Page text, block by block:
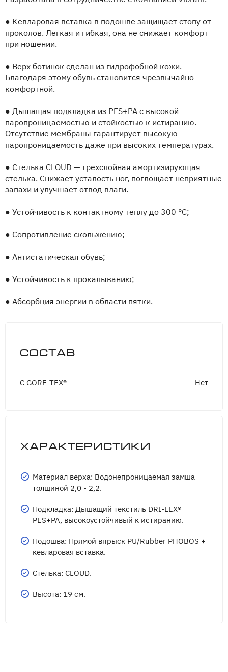
● Кевларовая вставка в подошве защищает стопу от
проколов. Легкая и гибкая, она не снижает комфорт
при ношении.
● Верх ботинок сделан из гидрофобной кожи.
Благодаря этому обувь становится чрезвычайно
комфортной.
● Дышащая подкладка из PES+PA с высокой
паропроницаемостью и стойкостью к истиранию.
Отсутствие мембраны гарантирует высокую
паропроницаемость даже при высоких температурах.
● Стелька CLOUD — трехслойная амортизирующая
стелька. Снижает усталость ног, поглощает неприятные
запахи и улучшает отвод влаги.
● Устойчивость к контактному теплу до 300 °C;
● Сопротивление скольжению;
● Антистатическая обувь;
● Устойчивость к прокалыванию;
● Абсорбция энергии в области пятки.
Состав
С GORE-TEX® Нет
Характеристики
Материал верха: Водонепроницаемая замша
толщиной 2,0 - 2,2.
Подкладка: Дышащий текстиль DRI-LEX®
PES+PA, высокоустойчивый к истиранию.
Подошва: Прямой впрыск PU/Rubber PHOBOS +
кевларовая вставка.
Стелька: CLOUD.
Высота: 19 см.